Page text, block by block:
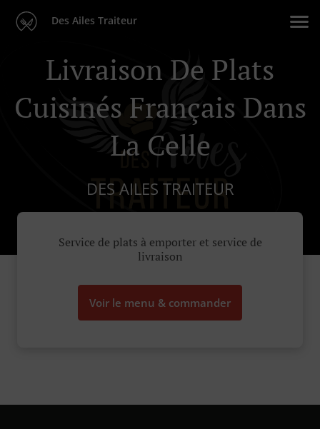
Des Ailes Traiteur
Livraison De Plats
Cuisinés Français Dans
La Celle
DES AILES TRAITEUR
Service de plats à emporter et service de
livraison
Voir le menu & commander